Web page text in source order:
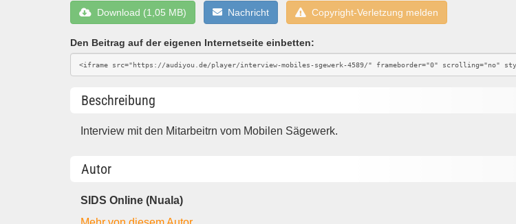
Download (1,05 MB) Nachricht Copyright-Verletzung melden
Den Beitrag auf der eigenen Internetseite einbetten:
Beschreibung
Interview mit den Mitarbeitrn vom Mobilen Sägewerk.
Autor
SIDS Online (Nuala)